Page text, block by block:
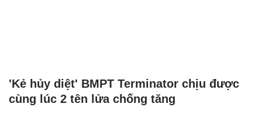
'Kẻ hủy diệt' BMPT Terminator chịu được
cùng lúc 2 tên lửa chống tăng